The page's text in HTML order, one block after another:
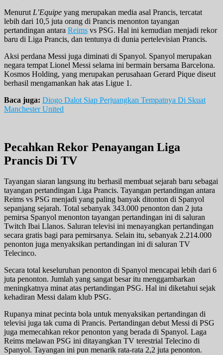
Menurut L’Equipe yang merupakan media asal Prancis, tercatat
lebih dari 10,5 juta orang di Prancis menonton tayangan
pertandingan antara Reims vs PSG. Hal ini kemudian menjadi rekor
baru di Liga Prancis, dan tentunya di dunia pertelevisian Prancis.
Aksi perdana Messi juga diminati di Spanyol. Spanyol merupakan
negara tempat Lionel Messi selama ini bermain bersama Barcelona.
Kosmos Holding, yang merupakan perusahaan Gerard Pique diseut
berhasil mengamankan hak atas Ligue 1.
Baca juga: Diogo Dalot Siap Perjuangkan Tempatnya Di Skuat
Manchester United
Pecahkan Rekor Penayangan Liga
Prancis Di TV
Tayangan siaran langsung itu berhasil membuat sejarah baru sebagai
tayangan pertandingan Liga Prancis. Tayangan pertandingan antara
Reims vs PSG menjadi yang paling banyak ditonton di Spanyol
sepanjang sejarah. Total sebanyak 343.000 penonton dan 2 juta
pemirsa Spanyol menonton tayangan pertandingan ini di saluran
Twitch Ibai Llanos. Saluran televisi ini menayangkan pertandingan
secara gratis bagi para pemirsanya. Selain itu, sebanyak 2.214.000
penonton juga menyaksikan pertandingan ini di saluran TV
Telecinco.
Secara total keseluruhan penonton di Spanyol mencapai lebih dari 6
juta penonton. Jumlah yang sangat besar itu menggambarkan
meningkatnya minat atas pertandingan PSG. Hal ini diketahui sejak
kehadiran Messi dalam klub PSG.
Rupanya minat pecinta bola untuk menyaksikan pertandingan di
televisi juga tak cuma di Prancis. Pertandingan debut Messi di PSG
juga memecahkan rekor penonton yang berada di Spanyol. Laga
Reims melawan PSG ini ditayangkan TV terestrial Telecino di
Spanyol. Tayangan ini pun menarik rata-rata 2,2 juta penonton.